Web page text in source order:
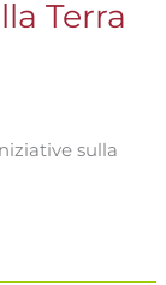
Terra
sulla